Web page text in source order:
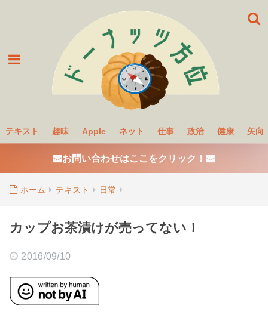
テキスト 趣味 Apple ネット 仕事 政治 健康 矢向
お問い合わせはここをクリック！
ホーム テキスト 日常
カップお茶漬けが売ってない！
2016/09/10